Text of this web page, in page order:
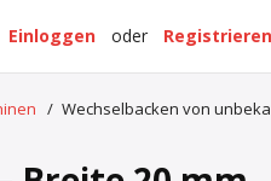
Registrieren
oder
Einloggen
/ Wechselbacken von